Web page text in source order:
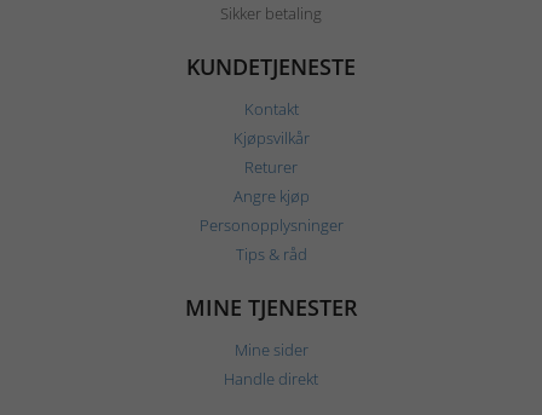
Sikker betaling
KUNDETJENESTE
Kontakt
Kjøpsvilkår
Returer
Angre kjøp
Personopplysninger
Tips & råd
MINE TJENESTER
Mine sider
Handle direkt